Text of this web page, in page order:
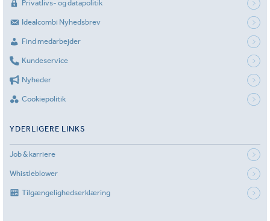
Privatlivs- og datapolitik
Idealcombi Nyhedsbrev
Find medarbejder
Kundeservice
Nyheder
Cookiepolitik
YDERLIGERE LINKS
Job & karriere
Whistleblower
Tilgængelighedserklæring